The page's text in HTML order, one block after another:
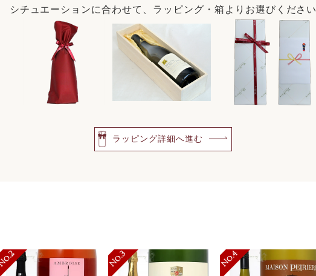
シチュエーションに合わせて、ラッピング・箱よりお選びください
ラッピング詳細へ進む